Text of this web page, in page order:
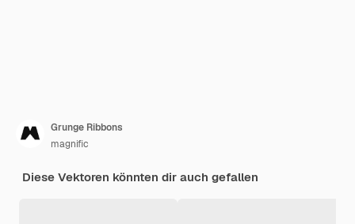
Grunge Ribbons
magnific
Diese Vektoren könnten dir auch gefallen